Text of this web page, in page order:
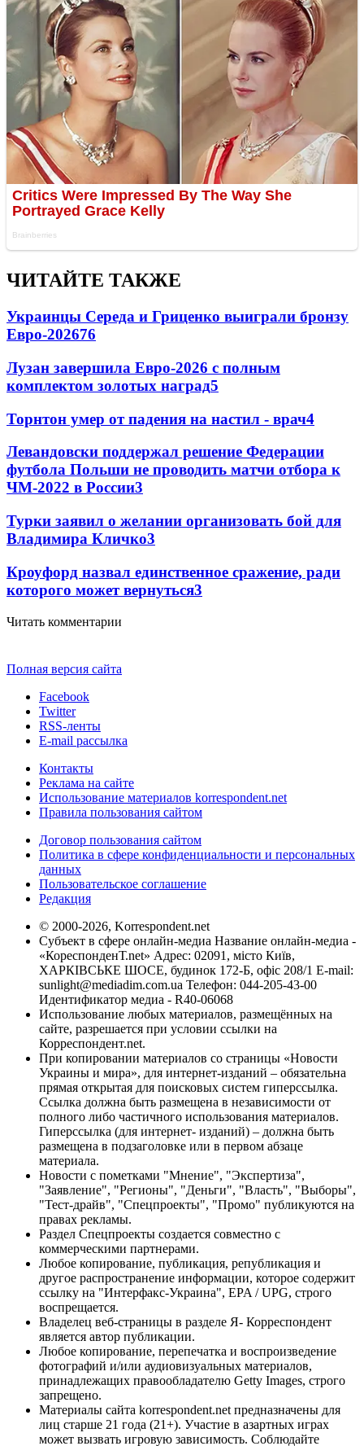
ЧИТАЙТЕ ТАКЖЕ
Украинцы Середа и Гриценко выиграли бронзу
Евро-202676
Лузан завершила Евро-2026 с полным
комплектом золотых наград5
Торнтон умер от падения на настил - врач4
Левандовски поддержал решение Федерации
футбола Польши не проводить матчи отбора к
ЧМ-2022 в России3
Турки заявил о желании организовать бой для
Владимира Кличко3
Кроуфорд назвал единственное сражение, ради
которого может вернуться3
Читать комментарии
Полная версия сайта
Facebook
Twitter
RSS-ленты
E-mail рассылка
Контакты
Реклама на сайте
Использование материалов korrespondent.net
Правила пользования сайтом
Договор пользования сайтом
Политика в сфере конфиденциальности и персональных
данных
Пользовательское соглашение
Редакция
© 2000-2026, Korrespondent.net
Субъект в сфере онлайн-медиа Название онлайн-медиа -
«КореспонденТ.net» Адрес: 02091, місто Київ,
ХАРКІВСЬКЕ ШОСЕ, будинок 172-Б, офіс 208/1 E-mail:
sunlight@mediadim.com.ua Телефон: 044-205-43-00
Идентификатор медиа - R40-06068
Использование любых материалов, размещённых на
сайте, разрешается при условии ссылки на
Корреспондент.net.
При копировании материалов со страницы «Новости
Украины и мира», для интернет-изданий – обязательна
прямая открытая для поисковых систем гиперссылка.
Ссылка должна быть размещена в независимости от
полного либо частичного использования материалов.
Гиперссылка (для интернет- изданий) – должна быть
размещена в подзаголовке или в первом абзаце
материала.
Новости с пометками "Мнение", "Экспертиза",
"Заявление", "Регионы", "Деньги", "Власть", "Выборы",
"Тест-драйв", "Спецпроекты", "Промо" публикуются на
правах рекламы.
Раздел Спецпроекты создается совместно с
коммерческими партнерами.
Любое копирование, публикация, републикация и
другое распространение информации, которое содержит
ссылку на "Интерфакс-Украина", EPA / UPG, строго
воспрещается.
Владелец веб-страницы в разделе Я- Корреспондент
является автор публикации.
Любое копирование, перепечатка и воспроизведение
фотографий и/или аудиовизуальных материалов,
принадлежащих правообладателю Getty Images, строго
запрещено.
Материалы сайта korrespondent.net предназначены для
лиц старше 21 года (21+). Участие в азартных играх
может вызвать игровую зависимость. Соблюдайте